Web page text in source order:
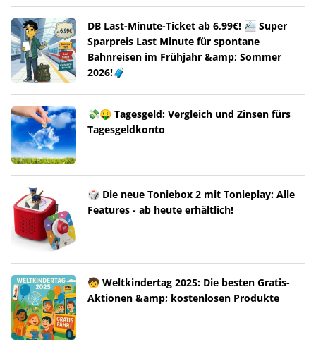
DB Last-Minute-Ticket ab 6,99€! 🚈 Super
Sparpreis Last Minute für spontane
Bahnreisen im Frühjahr &amp; Sommer
2026!🧳
💸🤑 Tagesgeld: Vergleich und Zinsen fürs
Tagesgeldkonto
🎲 Die neue Toniebox 2 mit Tonieplay: Alle
Features - ab heute erhältlich!
🧒 Weltkindertag 2025: Die besten Gratis-
Aktionen &amp; kostenlosen Produkte